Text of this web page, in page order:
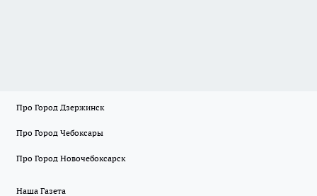
Про Город Дзержинск
Про Город Чебоксары
Про Город Новочебоксарск
Наша Газета